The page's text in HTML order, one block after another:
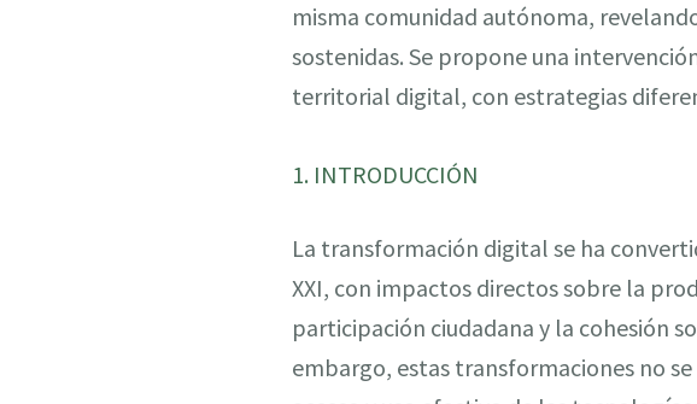
misma comunidad autónoma,
sostenidas. Se propone una
territorial digital, con estrategias
1. INTRODUCCIÓN
La transformación digital se ha
XXI, con impactos directos sobre la
participación ciudadana y la cohesión
embargo, estas transformaciones no